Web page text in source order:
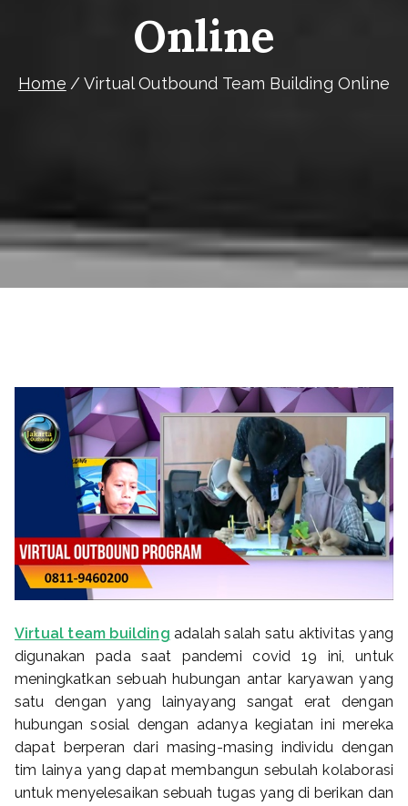
Online
Home Virtual Outbound Team Building Online
Virtual team building adalah salah satu aktivitas yang
digunakan pada saat pandemi covid 19 ini, untuk
meningkatkan sebuah hubungan antar karyawan yang
satu dengan yang lainyayang sangat erat dengan
hubungan sosial dengan adanya kegiatan ini mereka
dapat berperan dari masing-masing individu dengan
tim lainya yang dapat membangun sebulah kolaborasi
untuk menyelesaikan sebuah tugas yang di berikan dan